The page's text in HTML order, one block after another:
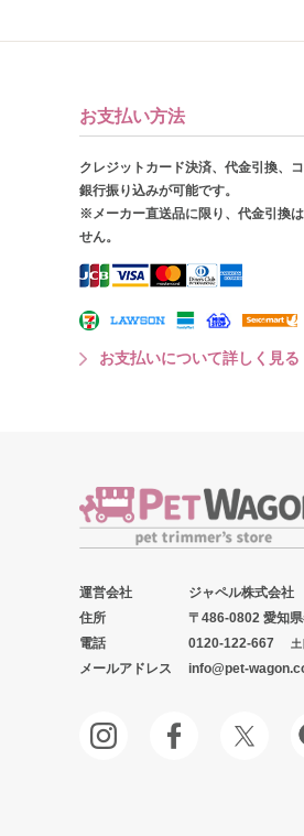
お支払い方法
クレジットカード決済、代金引換、コ
銀行振り込みが可能です。
※メーカー直送品に限り、代金引換
せん。
お支払いについて詳しく見る
運営会社
ジャペル株式会社
住所
〒486-0802 愛知
電話
0120-122-667
メールアドレス info@pet-